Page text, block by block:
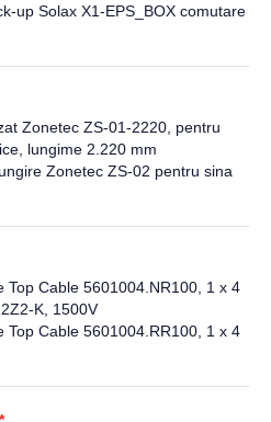
up Solax X1-EPS_BOX comutare
Zonetec ZS-01-2220, pentru
lungime 2.220 mm
Zonetec ZS-02 pentru sina
mm
05-30/40 pentru panouri
mm
4 pentru fixarea cablului solar pe
Top Cable 5601004.NR100, 1 x 4
K, 1500V
Top Cable 5601004.RR100, 1 x 4
K, 1500V